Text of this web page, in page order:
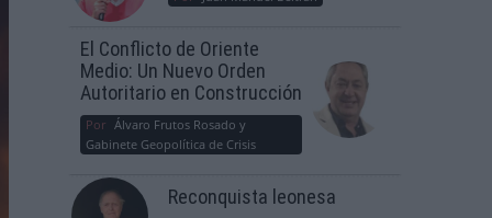
El Conflicto de Oriente
Medio: Un Nuevo Orden
Autoritario en Construcción
Por Álvaro Frutos Rosado y
Gabinete Geopolítica de Crisis
Reconquista leonesa